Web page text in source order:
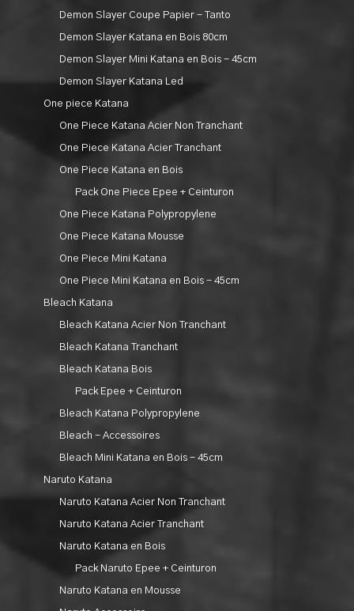
Demon Slayer Coupe Papier - Tanto
Demon Slayer Katana en Bois 80cm
Demon Slayer Mini Katana en Bois - 45cm
Demon Slayer Katana Led
One piece Katana
One Piece Katana Acier Non Tranchant
One Piece Katana Acier Tranchant
One Piece Katana en Bois
Pack One Piece Epee + Ceinturon
One Piece Katana Polypropylene
One Piece Katana Mousse
One Piece Mini Katana
One Piece Mini Katana en Bois - 45cm
Bleach Katana
Bleach Katana Acier Non Tranchant
Bleach Katana Tranchant
Bleach Katana Bois
Pack Epee + Ceinturon
Bleach Katana Polypropylene
Bleach - Accessoires
Bleach Mini Katana en Bois - 45cm
Naruto Katana
Naruto Katana Acier Non Tranchant
Naruto Katana Acier Tranchant
Naruto Katana en Bois
Pack Naruto Epee + Ceinturon
Naruto Katana en Mousse